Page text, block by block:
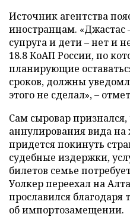
Источник агентства
иностранцам. «Джастас
супруга и дети – нет и
18.8 КоАП России, по
планирующие
сроков, должны
этого не сделал», –
Сам сыровар признался,
аннулирования вида
придется покинуть
судебные издержки,
билетов семье
Уолкер переехал на
прославился
об импортозамещении.